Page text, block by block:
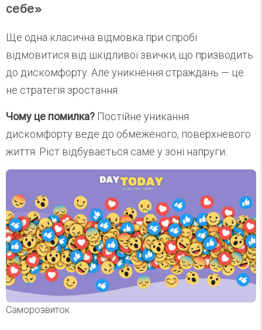
себе»
Ще одна класична відмовка при спробі
відмовитися від шкідливої звички, що призводить
до дискомфорту. Але уникнення страждань — це
не стратегія зростання.
Чому це помилка? Постійне уникання
дискомфорту веде до обмеженого, поверхневого
життя. Ріст відбувається саме у зоні напруги.
Саморозвиток